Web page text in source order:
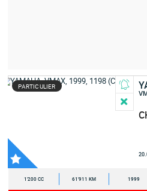
PARTICULIER
1'200 CC 61'911 KM 1999